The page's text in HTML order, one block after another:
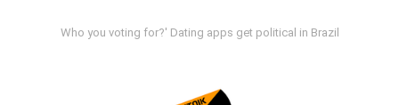
Who you voting for?' Dating apps get political in Brazil